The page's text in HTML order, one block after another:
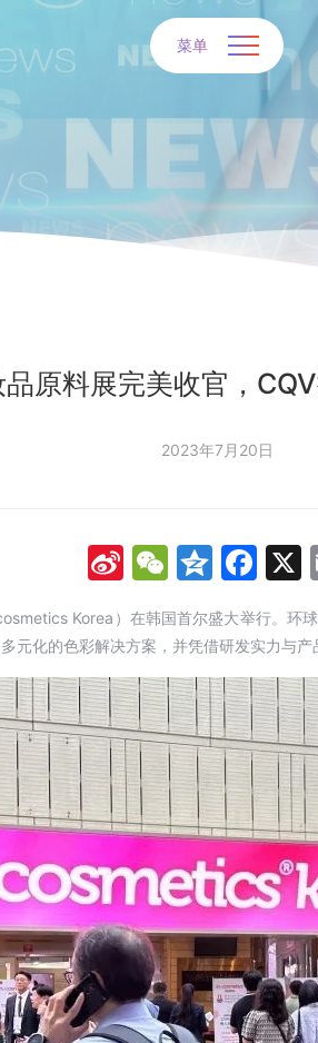
菜单
原料展完美收官，
2023年7月20日
SinaWeChat
Korea）在韩国首尔盛大举行。
元化的色彩解决方案，并凭借研发实力与产